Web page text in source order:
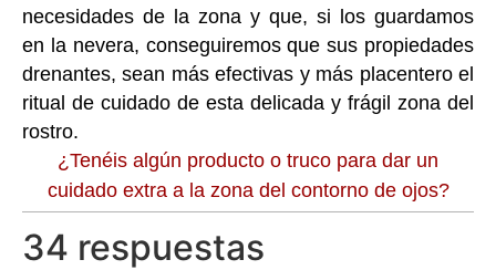
necesidades de la zona y que, si los guardamos
en la nevera, conseguiremos que sus propiedades
drenantes, sean más efectivas y más placentero el
ritual de cuidado de esta delicada y frágil zona del
rostro.
¿Tenéis algún producto o truco para dar un
cuidado extra a la zona del contorno de ojos?
34 respuestas